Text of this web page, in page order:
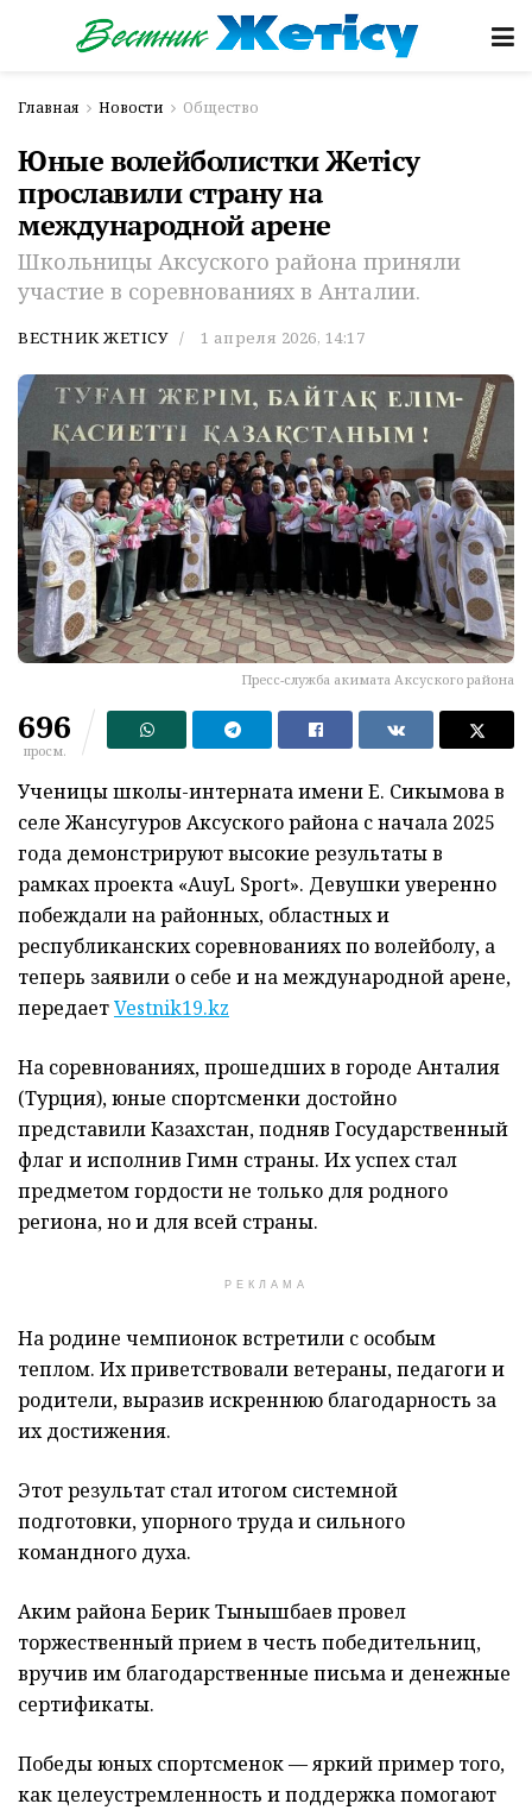
Главная Новости Общество
Юные волейболистки Жетісу
прославили страну на
международной арене
Школьницы Аксуского района приняли
участие в соревнованиях в Анталии.
ВЕСТНИК ЖЕТІСУ 1 апреля 2026, 14:17
Пресс-служба акимата Аксуского района
696
просм.
Ученицы школы-интерната имени Е. Сикымова в
селе Жансугуров Аксуского района с начала 2025
года демонстрируют высокие результаты в
рамках проекта «AuyL Sport». Девушки уверенно
побеждали на районных, областных и
республиканских соревнованиях по волейболу, а
теперь заявили о себе и на международной арене,
передаетVestnik19.kz
На соревнованиях, прошедших в городе Анталия
(Турция), юные спортсменки достойно
представили Казахстан, подняв Государственный
флаг и исполнив Гимн страны. Их успех стал
предметом гордости не только для родного
региона, но и для всей страны.
РЕКЛАМА
На родине чемпионок встретили с особым
теплом. Их приветствовали ветераны, педагоги и
родители, выразив искреннюю благодарность за
их достижения.
Этот результат стал итогом системной
подготовки, упорного труда и сильного
командного духа.
Аким района Берик Тынышбаев провел
торжественный прием в честь победительниц,
вручив им благодарственные письма и денежные
сертификаты.
Победы юных спортсменок — яркий пример того,
как целеустремленность и поддержка помогают